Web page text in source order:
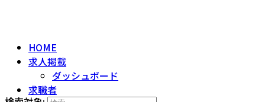
HOME
求人掲載
ダッシュボード
求職者